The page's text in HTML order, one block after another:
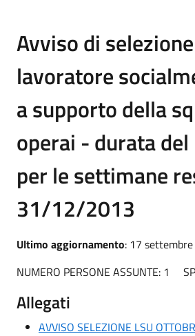
Avviso di
lavoratore
a supporto della
operai - durata
per le settimane
31/12/2013
Ultimo aggiornamento: 17
NUMERO PERSONE ASSUNTE: 1
Allegati
AVVISO SELEZIONE LSU